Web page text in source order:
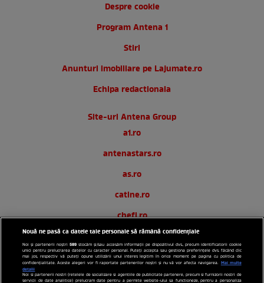
Despre cookie
Program Antena 1
Stiri
Anunturi imobiliare pe Lajumate.ro
Echipa redactionala
Site-uri Antena Group
a1.ro
antenastars.ro
as.ro
catine.ro
chefi.ro
deparinti.ro
medicool.ro
observatornews.ro
Nouă ne pasă ca datele tale personale să rămână confidențiale
Noi și partenerii noștri589 stocăm și/sau accesăm informații pe dispozitivul dvs., precum identificatorii cookie
unici pentru prelucrarea datelor cu caracter personal. Puteți accepta sau gestiona preferințele dvs. făcând clic
mai jos, respectiv vă puteți opune utilizării unui interes legitim în orice moment pe pagina cu politica de
confidențialitate. Aceste alegeri vor fi raportate partenerilor noștri și nu vă vor afecta navigarea. Mai multe
detalii
Noi si partenerii nostri (retelele de socializare si agentiile de publicitate partenere, precum si furnizorii nostri de
servicii de date analitice) prelucram date pentru a permite website-ului sa functioneze, pentru a personaliza